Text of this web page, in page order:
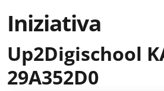
Iniziativa
Up2Digischool
29A352D0